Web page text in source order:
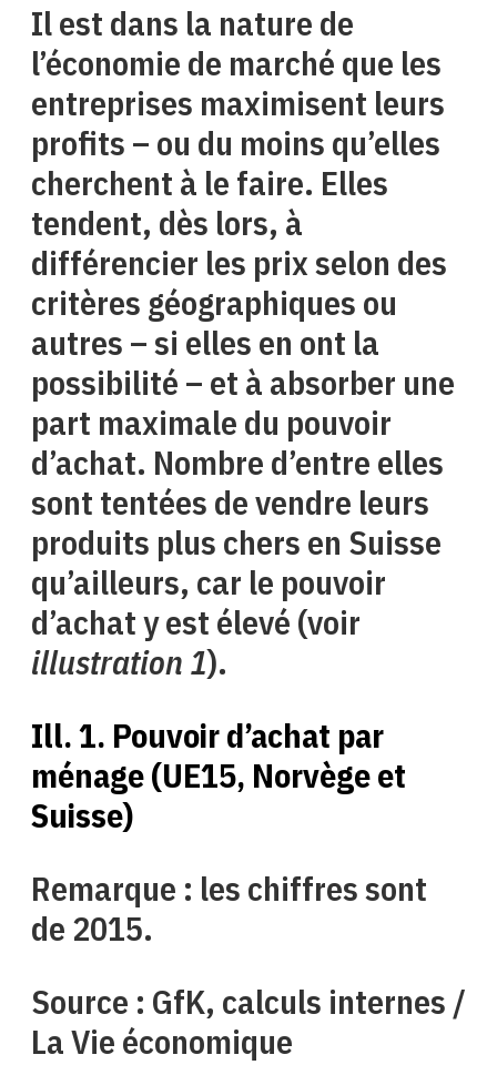
Il est dans la nature de
l’économie de marché que les
entreprises maximisent leurs
profits – ou du moins qu’elles
cherchent à le faire. Elles
tendent, dès lors, à
différencier les prix selon des
critères géographiques ou
autres – si elles en ont la
possibilité – et à absorber une
part maximale du pouvoir
d’achat. Nombre d’entre elles
sont tentées de vendre leurs
produits plus chers en Suisse
qu’ailleurs, car le pouvoir
d’achat y est élevé (voir
illustration 1).
Ill. 1. Pouvoir d’achat par
ménage (UE15, Norvège et
Suisse)
Remarque : les chiffres sont
de 2015.
Source : GfK, calculs internes /
La Vie économique